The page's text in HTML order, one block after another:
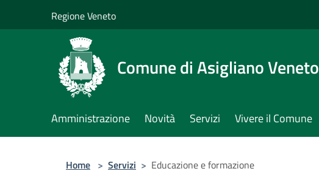
Regione Veneto
Comune di Asigliano Veneto
Amministrazione Novità Servizi Vivere il Comune
Home > Servizi > Educazione e formazione